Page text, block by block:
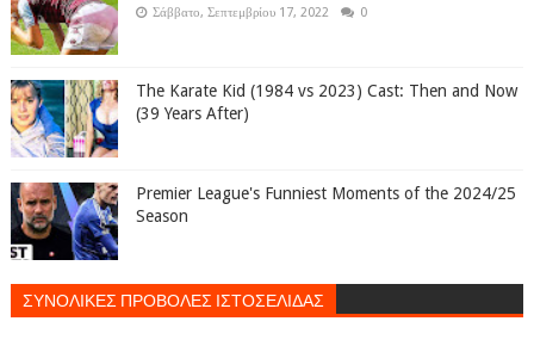
Σάββατο, Σεπτεμβρίου 17, 2022 0
The Karate Kid (1984 vs 2023) Cast: Then and Now
(39 Years After)
Premier League's Funniest Moments of the 2024/25
Season
ΣΥΝΟΛΙΚΕΣ ΠΡΟΒΟΛΕΣ ΙΣΤΟΣΕΛΙΔΑΣ